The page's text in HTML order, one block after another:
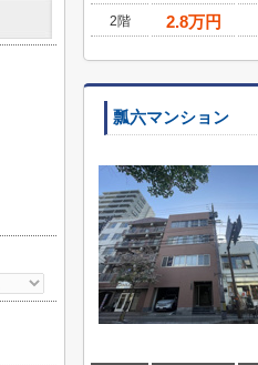
2階
2.8万円
瓢六マンション